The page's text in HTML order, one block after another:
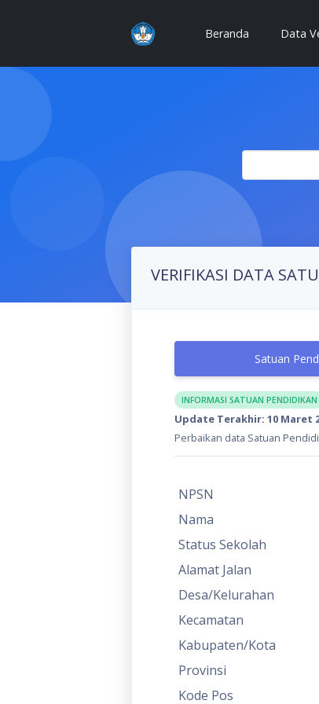
Beranda(current)Data
VERIFIKASI DATA
Satuan
INFORMASI SATUAN PENDIDIKAN
Update Terakhir: 10 Maret
Perbaikan data Satuan
NPSN
Nama
Status Sekolah
Alamat Jalan
Desa/Kelurahan
Kecamatan
Kabupaten/Kota
Provinsi
Kode Pos